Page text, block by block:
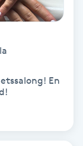
En